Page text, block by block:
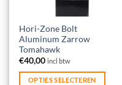
Hori-Zone Bolt
Aluminum Zarrow
Tomahawk
€40,00 incl btw
OPTIES SELECTEREN
Dit
product
heeft
meerdere
variaties.